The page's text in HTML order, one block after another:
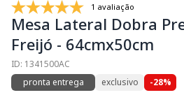
1 avaliação
Mesa Lateral Dobra
Freijó - 64cmx50cm
ID: 1341500AC
pronta entrega
exclusivo -28%